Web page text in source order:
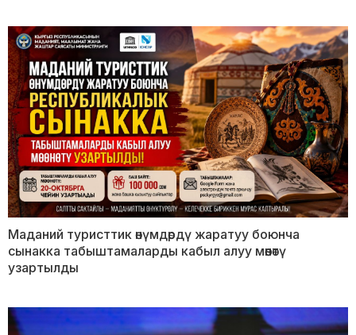
Маданий туристтик өнүмдөрдү жаратуу боюнча
сынакка табыштамаларды кабыл алуу мөөнөтү
узартылды